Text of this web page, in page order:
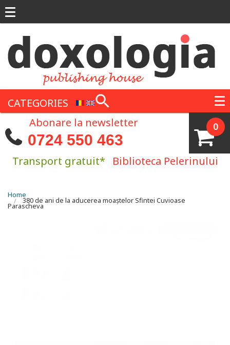
CATEGORIES
0
Abonare la newsletter
0724 550 463
Transport gratuit* Biblioteca Pelerinului
You are here
Home
380 de ani de la aducerea moaștelor Sfintei Cuvioase
Parascheva